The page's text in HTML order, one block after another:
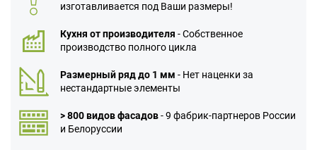
изготавливается под Ваши размеры!
Кухня от производителя - Собственное
производство полного цикла
Размерный ряд до 1 мм - Нет наценки за
нестандартные элементы
> 800 видов фасадов- 9 фабрик-партнеров России
и Белоруссии